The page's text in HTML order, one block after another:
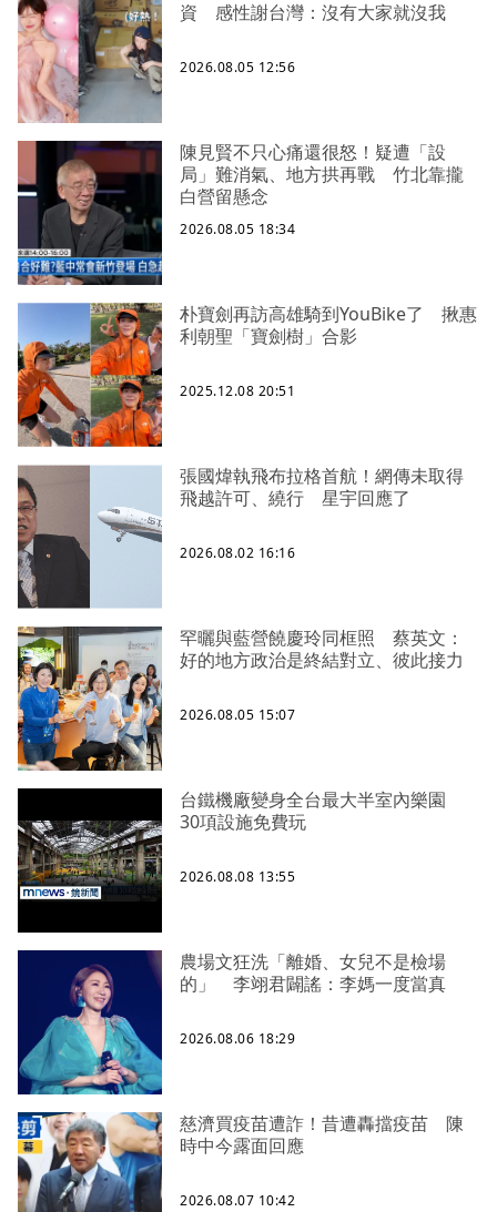
資 感性謝台灣：沒有大家就沒我
2026.08.05 12:56
陳見賢不只心痛還很怒！疑遭「設
局」難消氣、地方拱再戰 竹北靠攏
白營留懸念
2026.08.05 18:34
朴寶劍再訪高雄騎到YouBike了 揪惠
利朝聖「寶劍樹」合影
2025.12.08 20:51
張國煒執飛布拉格首航！網傳未取得
飛越許可、繞行 星宇回應了
2026.08.02 16:16
罕曬與藍營饒慶玲同框照 蔡英文：
好的地方政治是終結對立、彼此接力
2026.08.05 15:07
台鐵機廠變身全台最大半室內樂園
30項設施免費玩
2026.08.08 13:55
農場文狂洗「離婚、女兒不是檢場
的」 李翊君闢謠：李媽一度當真
2026.08.06 18:29
慈濟買疫苗遭詐！昔遭轟擋疫苗 陳
時中今露面回應
2026.08.07 10:42